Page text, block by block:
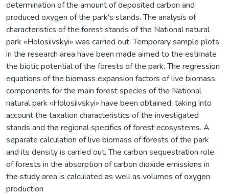
determination of the amount of deposited carbon and
produced oxygen of the park's stands. The analysis of
characteristics of the forest stands of the National natural
park «Holosiivskyi» was carried out. Temporary sample plots
in the research area have been made aimed to the estimate
the biotic potential of the forests of the park. The regression
equations of the biomass expansion factors of live biomass
components for the main forest species of the National
natural park «Holosiivskyi» have been obtained, taking into
account the taxation characteristics of the investigated
stands and the regional specifics of forest ecosystems. A
separate calculation of live biomass of forests of the park
and its density is carried out. The carbon sequestration role
of forests in the absorption of carbon dioxide emissions in
the study area is calculated as well as volumes of oxygen
production